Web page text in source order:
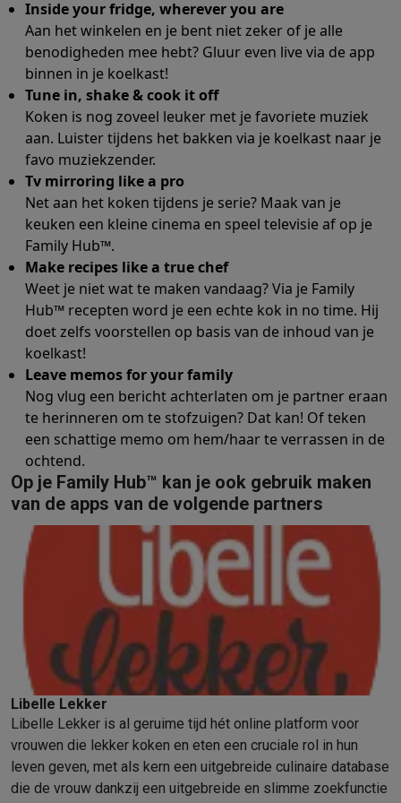
Refurbished smartphonesRefurbished tabletsRefurbished
Huishouden
Wasmachines met ecocheques
Kleine keukentoestellen
Kleine keukentoestellen met ecochequesKoffiemachines met
Grote keukentoestellen
Vaatwassers met ecocheques
Airco
Airco's met ecocheques
TV & audio
TV met ecocheques
Multimedia & telefonie
Smartphones met ecocheques Tablets met ecocheques
Transport
Elektrische steps met ecocheques
Eco initiatieven
ImpactEnergie besparenRecycleer je oud elektro
Info & acties
SoldenAlle soldendealsSolden op groot elektro Solden op
Acties Deals van het moment PromotiesCashbacksSolden
Daarom Krëfel
Installatie aan huisGroot elektro installatieInbouw installatie
BetalingsmogelijkhedenGift cardEcochequesKopen op
Klantenservice
Herstelling van je toestel
Controleer jouw
Groot elektro & inbouw
Vind jouw ideale wasmachine
Welke
Klein elektro
Beauty & gezondheid Huishouden Keuken
Meer...
Kies jouw ideale TVEen speaker voor elke
Sport & Ontspanning
Hoe kies je een smartwatch?
Outlet
Outlet
Alle outlet dealsOutlet multimedia & telefonie Outlet
Inside your fridge, wherever you are
Aan het winkelen en je bent niet zeker of je alle
benodigheden mee hebt? Gluur even live via de app
binnen in je koelkast!
Tune in, shake & cook it off
Koken is nog zoveel leuker met je favoriete muziek
aan. Luister tijdens het bakken via je koelkast naar je
favo muziekzender.
Tv mirroring like a pro
Net aan het koken tijdens je serie? Maak van je
keuken een kleine cinema en speel televisie af op je
Family Hub™.
Make recipes like a true chef
Weet je niet wat te maken vandaag? Via je Family
Hub™ recepten word je een echte kok in no time. Hij
doet zelfs voorstellen op basis van de inhoud van je
koelkast!
Leave memos for your family
Nog vlug een bericht achterlaten om je partner eraan
te herinneren om te stofzuigen? Dat kan! Of teken
een schattige memo om hem/haar te verrassen in de
ochtend.
Op je Family Hub™ kan je ook gebruik maken
van de apps van de volgende partners
Libelle Lekker
Libelle Lekker is al geruime tijd hét online platform voor
vrouwen die lekker koken en eten een cruciale rol in hun
leven geven, met als kern een uitgebreide culinaire database
die de vrouw dankzij een uitgebreide en slimme zoekfunctie